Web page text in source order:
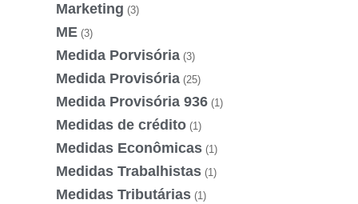
Marketing (3)
ME (3)
Medida Porvisória (3)
Medida Provisória (25)
Medida Provisória 936 (1)
Medidas de crédito (1)
Medidas Econômicas (1)
Medidas Trabalhistas (1)
Medidas Tributárias (1)